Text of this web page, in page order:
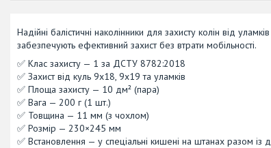
Надійні балістичні наколінники для захисту колін від
забезпечують ефективний захист без втрати мобільності.
✅ Клас захисту — 1 за ДСТУ 8782:2018
✅ Захист від куль 9х18, 9х19 та уламків
✅ Площа захисту — 10 дм² (пара)
✅ Вага — 200 г (1 шт.)
✅ Товщина — 11 мм (з чохлом)
✅ Розмір — 230×245 мм
✅ Встановлення — у спеціальні кишені на штанах разом